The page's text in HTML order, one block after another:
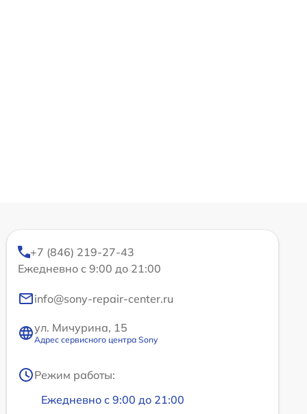
+7 (846) 219-27-43
Ежедневно с 9:00 до 21:00
info@sony-repair-center.ru
ул. Мичурина, 15
Адрес сервисного центра Sony
Режим работы:
Ежедневно с 9:00 до 21:00